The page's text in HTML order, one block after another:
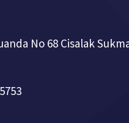
No 68 Cisalak